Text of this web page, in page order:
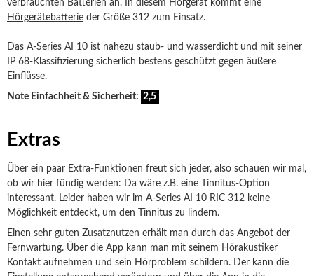
verbrauchten Batterien an. In diesem Hörgerät kommt eine
Hörgerätebatterie der Größe 312 zum Einsatz.
Das A-Series AI 10 ist nahezu staub- und wasserdicht und mit seiner
IP 68-Klassifizierung sicherlich bestens geschützt gegen äußere
Einflüsse.
Note Einfachheit & Sicherheit: 2,5
Extras
Über ein paar Extra-Funktionen freut sich jeder, also schauen wir mal,
ob wir hier fündig werden: Da wäre z.B. eine Tinnitus-Option
interessant. Leider haben wir im A-Series AI 10 RIC 312 keine
Möglichkeit entdeckt, um den Tinnitus zu lindern.
Einen sehr guten Zusatznutzen erhält man durch das Angebot der
Fernwartung. Über die App kann man mit seinem Hörakustiker
Kontakt aufnehmen und sein Hörproblem schildern. Der kann die